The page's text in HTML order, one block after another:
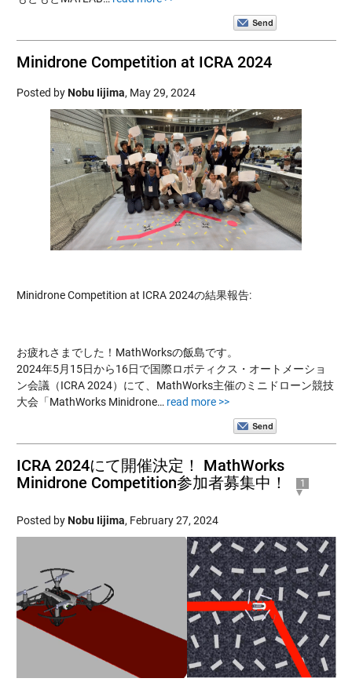
Minidrone Competition at ICRA 2024
Posted byNobu Iijima, May 29, 2024
Minidrone Competition at ICRA 2024の結果報告:
お疲れさまでした！MathWorksの飯島です。
2024年5月15日から16日で国際ロボティクス・オートメーショ
ン会議（ICRA 2024）にて、MathWorks主催のミニドローン競技
大会「MathWorks Minidrone… read more >>
ICRA 2024にて開催決定！ MathWorks
Minidrone Competition参加者募集中！
1
Posted byNobu Iijima, February 27, 2024